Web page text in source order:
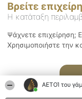
ΑΕΤΟΊ του
Βρείτε
Η κατάταξη
Ψάχνετε επιχείρηση;
Χρησιμοποιήστε την